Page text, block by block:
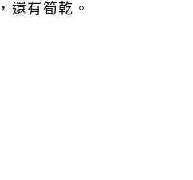
還有筍乾。